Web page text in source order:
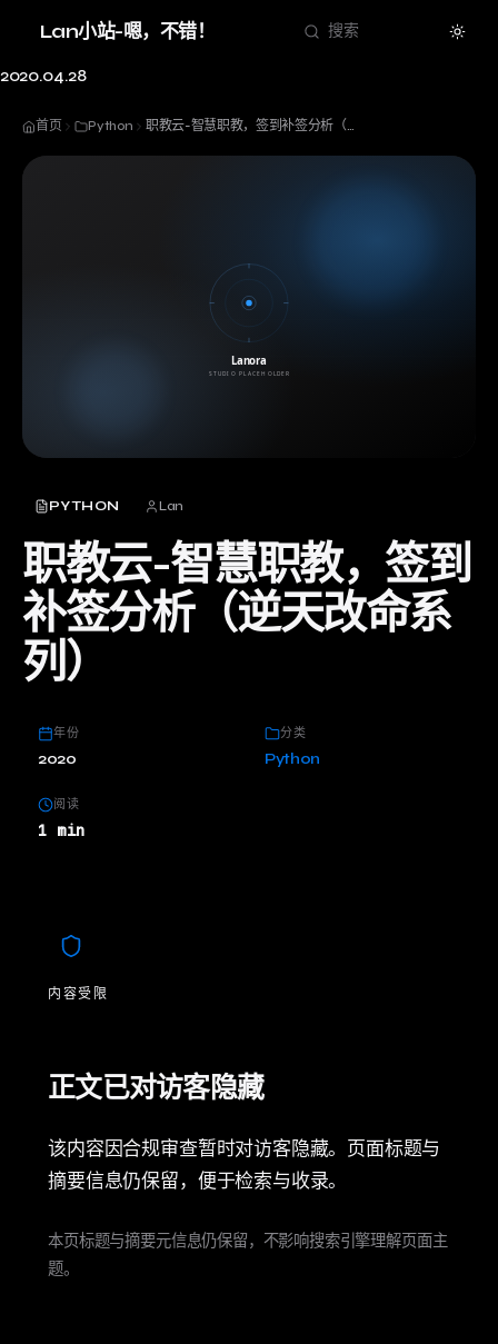
Lan小站-嗯，不错！ 搜索
Theme
2020.04.28
首页 Python 职教云-智慧职教，签到补签分析（逆天改命系列）
PYTHON Lan
职教云-智慧职教，签到
补签分析（逆天改命系
列）
年份
2020
分类
Python
阅读
1 min
内容受限
正文已对访客隐藏
该内容因合规审查暂时对访客隐藏。页面标题与
摘要信息仍保留，便于检索与收录。
本页标题与摘要元信息仍保留，不影响搜索引擎理解页面主
题。